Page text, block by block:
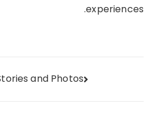
experiences.
and Photos